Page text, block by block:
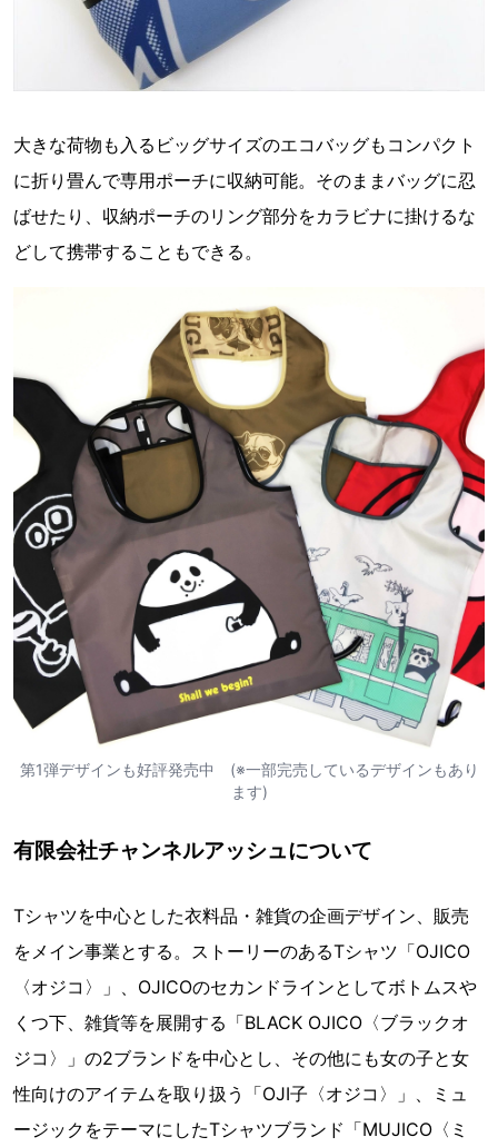
大きな荷物も入るビッグサイズのエコバッグもコンパクト
に折り畳んで専用ポーチに収納可能。そのままバッグに忍
ばせたり、収納ポーチのリング部分をカラビナに掛けるな
どして携帯することもできる。
第1弾デザインも好評発売中 (※一部完売しているデザインもあり
ます)
有限会社チャンネルアッシュについて
Tシャツを中心とした衣料品・雑貨の企画デザイン、販売
をメイン事業とする。ストーリーのあるTシャツ「OJICO
〈オジコ〉」、OJICOのセカンドラインとしてボトムスや
くつ下、雑貨等を展開する「BLACK OJICO〈ブラックオ
ジコ〉」の2ブランドを中心とし、その他にも女の子と女
性向けのアイテムを取り扱う「OJI子〈オジコ〉」、ミュ
ージックをテーマにしたTシャツブランド「MUJICO〈ミ